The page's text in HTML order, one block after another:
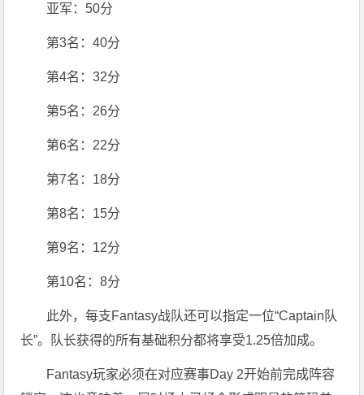
亚军：50分
第3名：40分
第4名：32分
第5名：26分
第6名：22分
第7名：18分
第8名：15分
第9名：12分
第10名：8分
此外，每支Fantasy战队还可以指定一位“Captain队
长”。队长获得的所有基础积分都将享受1.25倍加成。
Fantasy玩家必须在对应赛事Day 2开始前完成阵容